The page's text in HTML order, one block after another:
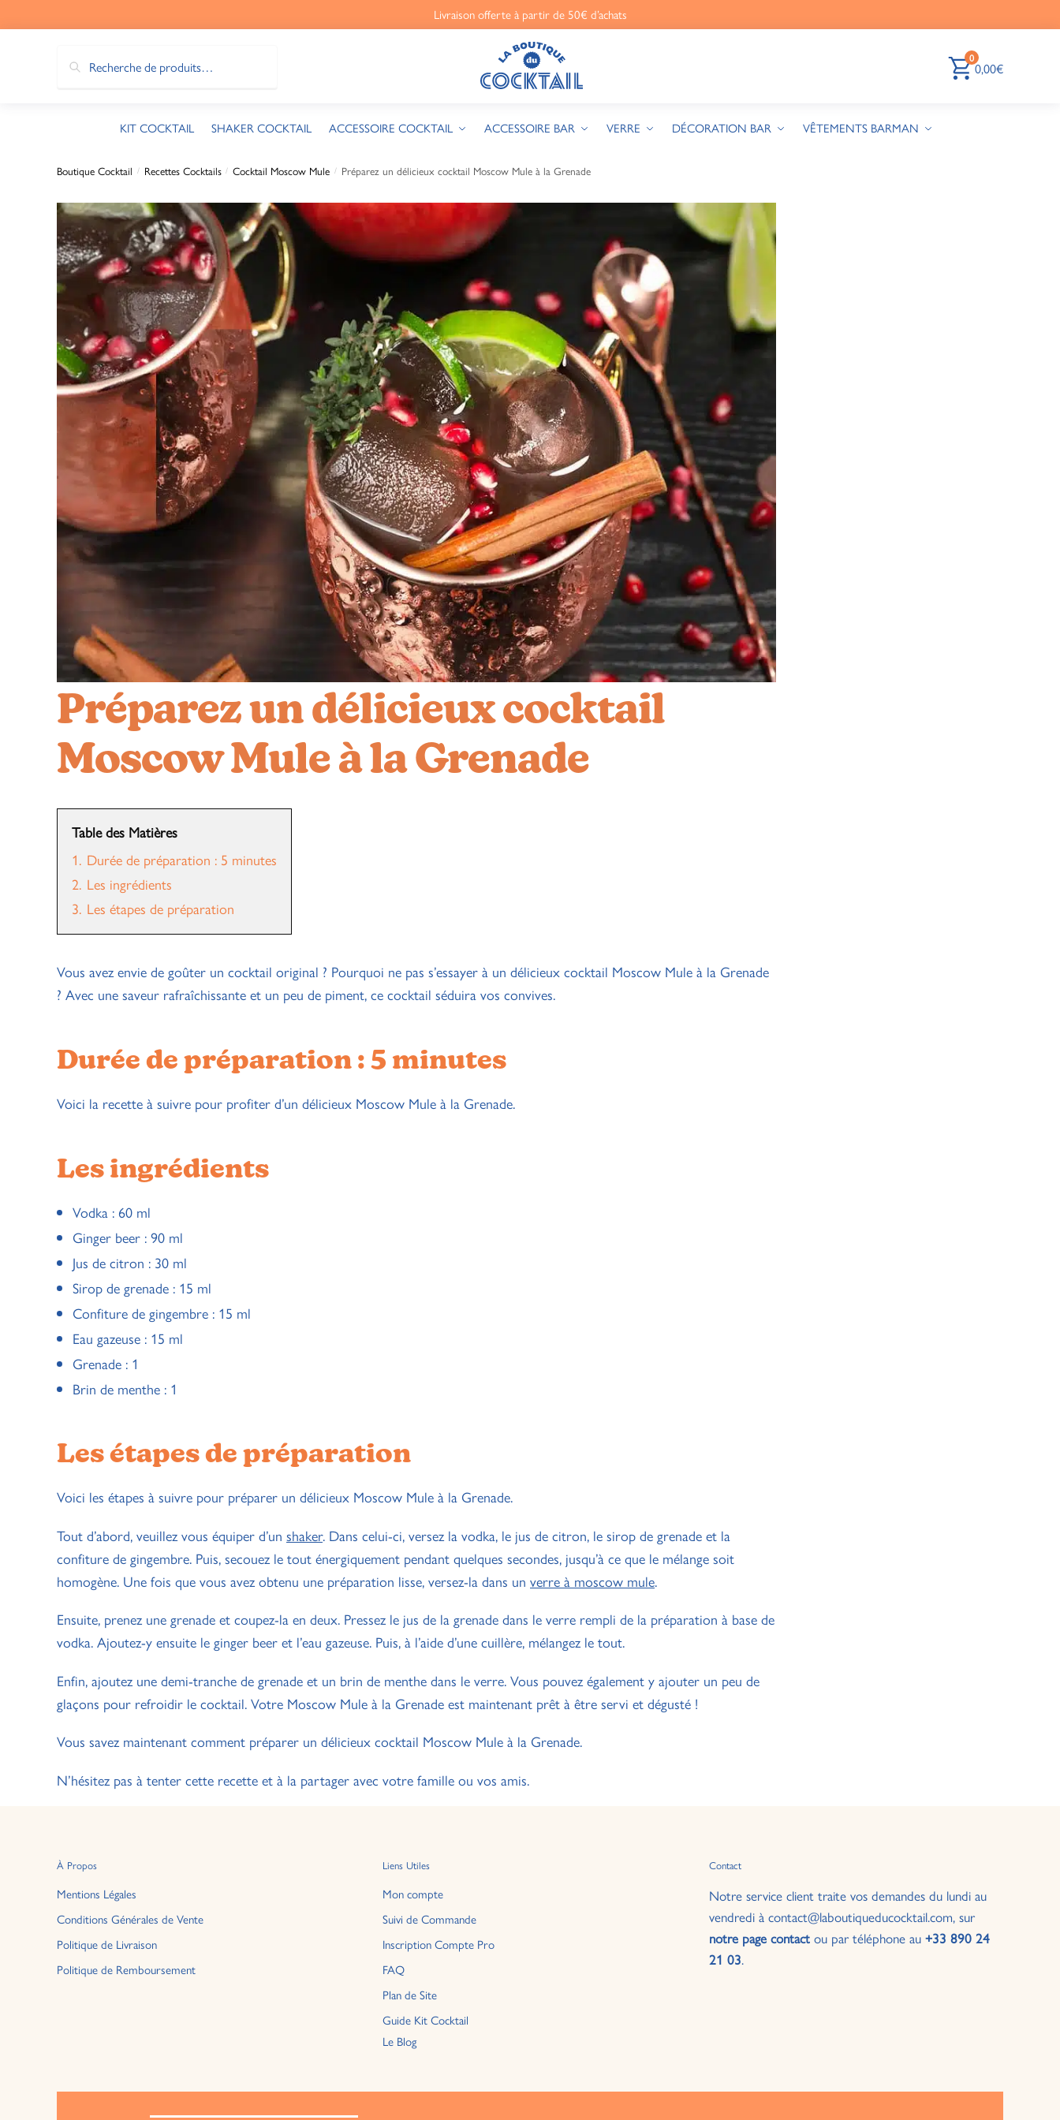
Livraison offerte à partir de 50€ d’achats
0
0,00€
KIT COCKTAIL SHAKER COCKTAIL ACCESSOIRE COCKTAIL ACCESSOIRE BAR VERRE DÉCORATION BAR VÊTEMENTS BARMAN
Boutique Cocktail / Recettes Cocktails / Cocktail Moscow Mule / Préparez un délicieux cocktail Moscow Mule à la Grenade
Préparez un délicieux cocktail
Moscow Mule à la Grenade
Table des Matières
1. Durée de préparation : 5 minutes
2. Les ingrédients
3. Les étapes de préparation
Vous avez envie de goûter un cocktail original ? Pourquoi ne pas s’essayer à un délicieux cocktail Moscow Mule à la Grenade
? Avec une saveur rafraîchissante et un peu de piment, ce cocktail séduira vos convives.
Durée de préparation : 5 minutes
Voici la recette à suivre pour profiter d’un délicieux Moscow Mule à la Grenade.
Les ingrédients
Vodka : 60 ml
Ginger beer : 90 ml
Jus de citron : 30 ml
Sirop de grenade : 15 ml
Confiture de gingembre : 15 ml
Eau gazeuse : 15 ml
Grenade : 1
Brin de menthe : 1
Les étapes de préparation
Voici les étapes à suivre pour préparer un délicieux Moscow Mule à la Grenade.
Tout d’abord, veuillez vous équiper d’un shaker. Dans celui-ci, versez la vodka, le jus de citron, le sirop de grenade et la
confiture de gingembre. Puis, secouez le tout énergiquement pendant quelques secondes, jusqu’à ce que le mélange soit
homogène. Une fois que vous avez obtenu une préparation lisse, versez-la dans un verre à moscow mule.
Ensuite, prenez une grenade et coupez-la en deux. Pressez le jus de la grenade dans le verre rempli de la préparation à base de
vodka. Ajoutez-y ensuite le ginger beer et l’eau gazeuse. Puis, à l’aide d’une cuillère, mélangez le tout.
Enfin, ajoutez une demi-tranche de grenade et un brin de menthe dans le verre. Vous pouvez également y ajouter un peu de
glaçons pour refroidir le cocktail. Votre Moscow Mule à la Grenade est maintenant prêt à être servi et dégusté !
Vous savez maintenant comment préparer un délicieux cocktail Moscow Mule à la Grenade.
N’hésitez pas à tenter cette recette et à la partager avec votre famille ou vos amis.
À Propos
Mentions Légales
Conditions Générales de Vente
Politique de Livraison
Politique de Remboursement
Liens Utiles
Mon compte
Suivi de Commande
Inscription Compte Pro
FAQ
Plan de Site
Guide Kit Cocktail
Le Blog
Contact
Notre service client traite vos demandes du lundi au
vendredi à contact@laboutiqueducocktail.com, sur
notre page contactou par téléphone au +33 890 24
21 03.